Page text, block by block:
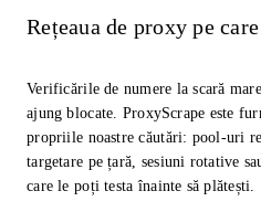
Rețeaua de proxy pe
Verificările de numere la scară
ajung blocate. ProxyScrape este
propriile noastre căutări: pool-uri
targetare pe țară, sesiuni rotative
care le poți testa înainte să plătești.